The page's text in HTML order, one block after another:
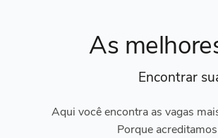
As
Encontrar
Aqui você encontra as vagas
Porque